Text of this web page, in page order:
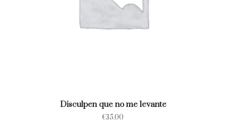
Disculpen que no me levante
€15.00